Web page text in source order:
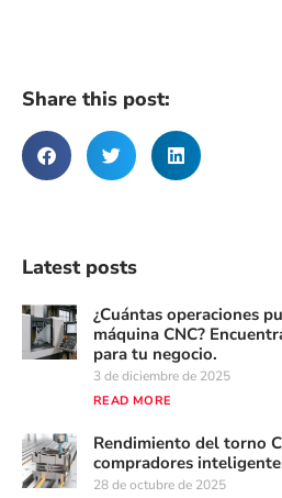
Share this post:
Latest posts
¿Cuántas operaciones
máquina CNC?
para tu negocio.
3 de diciembre de 2025
READ MORE
Rendimiento del torno
compradores
28 de octubre de 2025